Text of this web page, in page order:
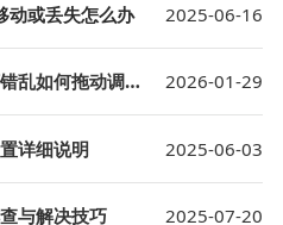
动或丢失怎么办 2025-06-16
如何拖动调整 2026-01-29
详细说明 2025-06-03
与解决技巧 2025-07-20